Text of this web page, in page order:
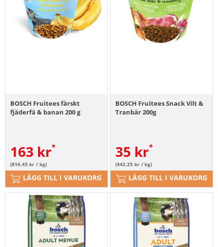
BOSCH Fruitees färskt
fjäderfä & banan 200 g
163 kr
(816.45 kr / kg)
LÄGG TILL I VARUKORG
BOSCH Fruitees Snack Vilt &
Tranbär 200g
35 kr
(442.25 kr / kg)
LÄGG TILL I VARUKORG